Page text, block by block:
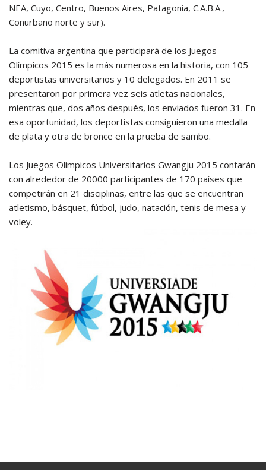
NEA, Cuyo, Centro, Buenos Aires, Patagonia, C.A.B.A.,
Conurbano norte y sur).
La comitiva argentina que participará de los Juegos
Olímpicos 2015 es la más numerosa en la historia, con 105
deportistas universitarios y 10 delegados. En 2011 se
presentaron por primera vez seis atletas nacionales,
mientras que, dos años después, los enviados fueron 31. En
esa oportunidad, los deportistas consiguieron una medalla
de plata y otra de bronce en la prueba de sambo.
Los Juegos Olímpicos Universitarios Gwangju 2015 contarán
con alrededor de 20000 participantes de 170 países que
competirán en 21 disciplinas, entre las que se encuentran
atletismo, básquet, fútbol, judo, natación, tenis de mesa y
voley.